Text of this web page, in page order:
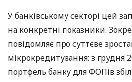
У банківському секторі цей
на конкретні показники.
повідомляє про суттєве
мікрокредитування: з грудня
портфель банку для ФОПів